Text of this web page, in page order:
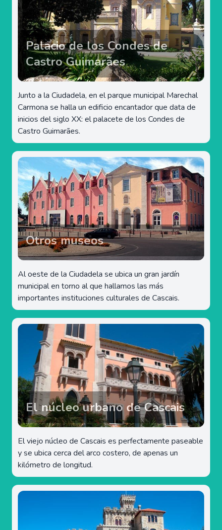
Palacio de los Condes de
Castro Guimarães
Junto a la Ciudadela, en el parque municipal Marechal
Carmona se halla un edificio encantador que data de
inicios del siglo XX: el palacete de los Condes de
Castro Guimarães.
Otros museos
Al oeste de la Ciudadela se ubica un gran jardín
municipal en torno al que hallamos las más
importantes instituciones culturales de Cascais.
El núcleo urbano de Cascais
El viejo núcleo de Cascais es perfectamente paseable
y se ubica cerca del arco costero, de apenas un
kilómetro de longitud.